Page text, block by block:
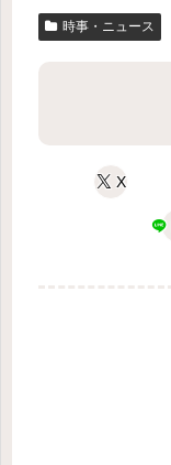
時事・ニュース
X